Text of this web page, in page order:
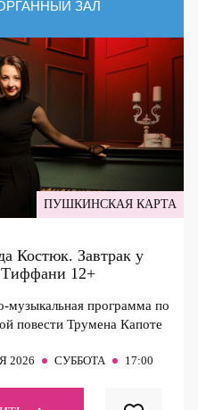
ЗАЛ
ПУШКИНСКАЯ КАРТА
Костюк. Завтрак у
Тиффани 12+
музыкальная программа по
повести Трумена Капоте
2026 СУББОТА 17:00